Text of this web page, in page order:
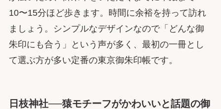
10〜15分ほど歩きます。時間に余裕を持って訪れ
ましょう。シンプルなデザインなので「どんな御
朱印にも合う」という声が多く、最初の一冊とし
て選ぶ方が多い定番の東京御朱印帳です。
日枝神社──猿モチーフがかわいいと話題の御